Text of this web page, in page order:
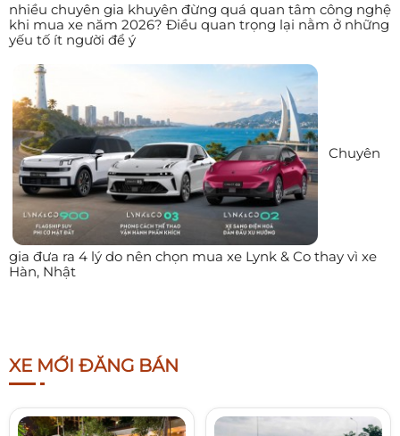
nhiều chuyên gia khuyên đừng quá quan tâm công nghệ
khi mua xe năm 2026? Điều quan trọng lại nằm ở những
yếu tố ít người để ý
Chuyên
gia đưa ra 4 lý do nên chọn mua xe Lynk & Co thay vì xe
Hàn, Nhật
XE MỚI ĐĂNG BÁN